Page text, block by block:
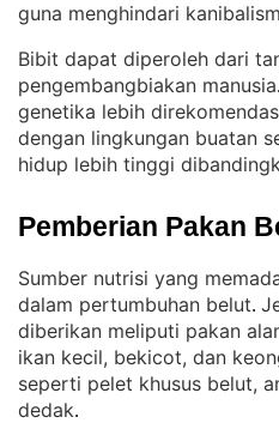
guna menghindari
Bibit dapat diperoleh dari
pengembangbiakan manusia.
genetika lebih
dengan lingkungan buatan
hidup lebih tinggi
Pemberian Pakan
Sumber nutrisi yang
dalam pertumbuhan belut.
diberikan meliputi pakan
ikan kecil, bekicot, dan
seperti pelet khusus belut,
dedak.